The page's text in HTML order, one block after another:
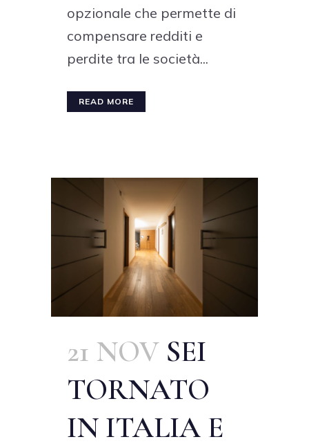
opzionale che permette di
compensare redditi e
perdite tra le società...
READ MORE
21 NOV SEI
TORNATO
IN ITALIA E